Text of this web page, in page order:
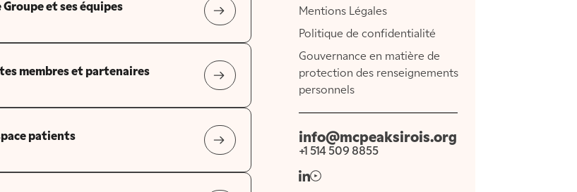
Groupe et ses équipes
membres et partenaires
patients
Mentions Légales
Politique de confidentialité
Gouvernance en matière de
protection des renseignements
personnels
info@mcpeaksirois.org
+1 514 509 8855